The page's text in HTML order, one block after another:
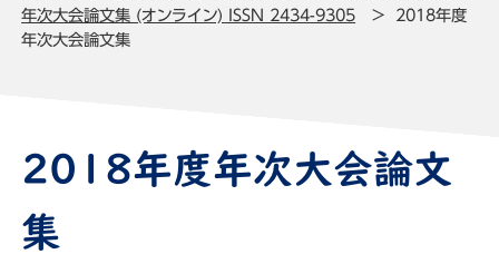
年次大会論文集 (オンライン) ISSN 2434-9305
2018年度
年次大会論文集
2018年度年次大会論文
集